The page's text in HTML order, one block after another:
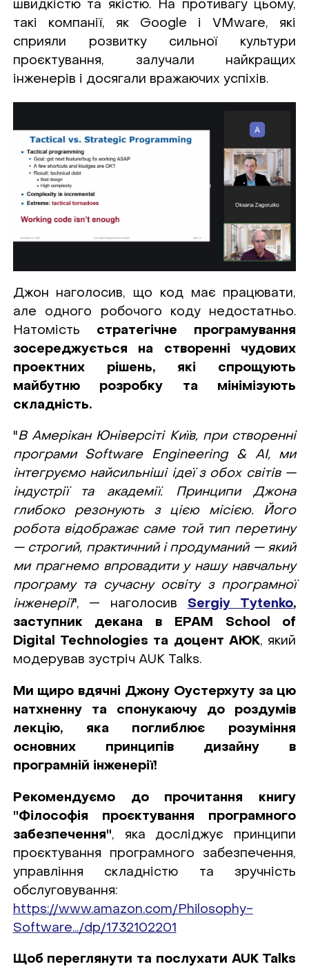
швидкістю та якістю. На противагу цьому,
такі компанії, як Google і VMware, які
сприяли розвитку сильної культури
проєктування, залучали найкращих
інженерів і досягали вражаючих успіхів.
Джон наголосив, що код має працювати,
але одного робочого коду недостатньо.
Натомість стратегічне програмування
зосереджується на створенні чудових
проектних рішень, які спрощують
майбутню розробку та мінімізують
складність.
"В Амерікан Юніверсіті Київ, при створенні
програми Software Engineering & AI, ми
інтегруємо найсильніші ідеї з обох світів —
індустрії та академії. Принципи Джона
глибоко резонують з цією місією. Його
робота відображає саме той тип перетину
— строгий, практичний і продуманий — який
ми прагнемо впровадити у нашу навчальну
програму та сучасну освіту з програмної
інженерії", — наголосив Sergiy Tytenko,
заступник декана в EPAM School of
Digital Technologies та доцент AЮK, який
модерував зустріч AUK Talks.
Ми щиро вдячні Джону Оустерхуту за цю
натхненну та спонукаючу до роздумів
лекцію, яка поглиблює розуміння
основних принципів дизайну в
програмній інженерії!
Рекомендуємо до прочитання книгу
"Філософія проєктування програмного
забезпечення", яка досліджує принципи
проєктування програмного забезпечення,
управління складністю та зручність
обслуговування:
https://www.amazon.com/Philosophy-
Software.../dp/1732102201
Щоб переглянути та послухати AUK Talks